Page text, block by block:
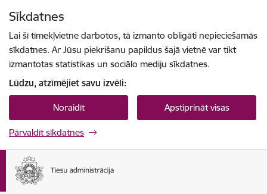
Sīkdatnes
Lai šī tīmekļvietne darbotos, tā izmanto obligāti nepieciešamās
sīkdatnes. Ar Jūsu piekrišanu papildus šajā vietnē var tikt
izmantotas statistikas un sociālo mediju sīkdatnes.
Lūdzu, atzīmējiet savu izvēli:
Noraidīt Apstiprināt visas
Pārvaldīt sīkdatnes